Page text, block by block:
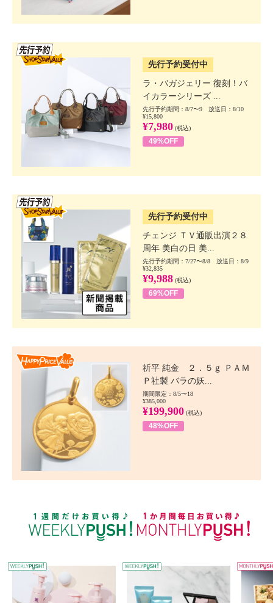
先行予約受付中
ラ・バガジェリー 復刻！バ
イカラーシリーズ ...
先行予約期間：8/7〜9 放送日：8/10
¥15,800
¥7,980 (税込)
49%OFF
先行予約受付中
チェンジ ＴＶ通販出演２８
周年 美白の日 美...
先行予約期間：7/27〜8/8 放送日：8/9
¥32,835
¥9,988 (税込)
69%OFF
祈平 純金 ２．５ｇ ＰＡＭ
Ｐ社製 バラの妖...
期間限定：8/5〜18
¥385,000
¥199,900 (税込)
48%OFF
WEEKLY PUSH